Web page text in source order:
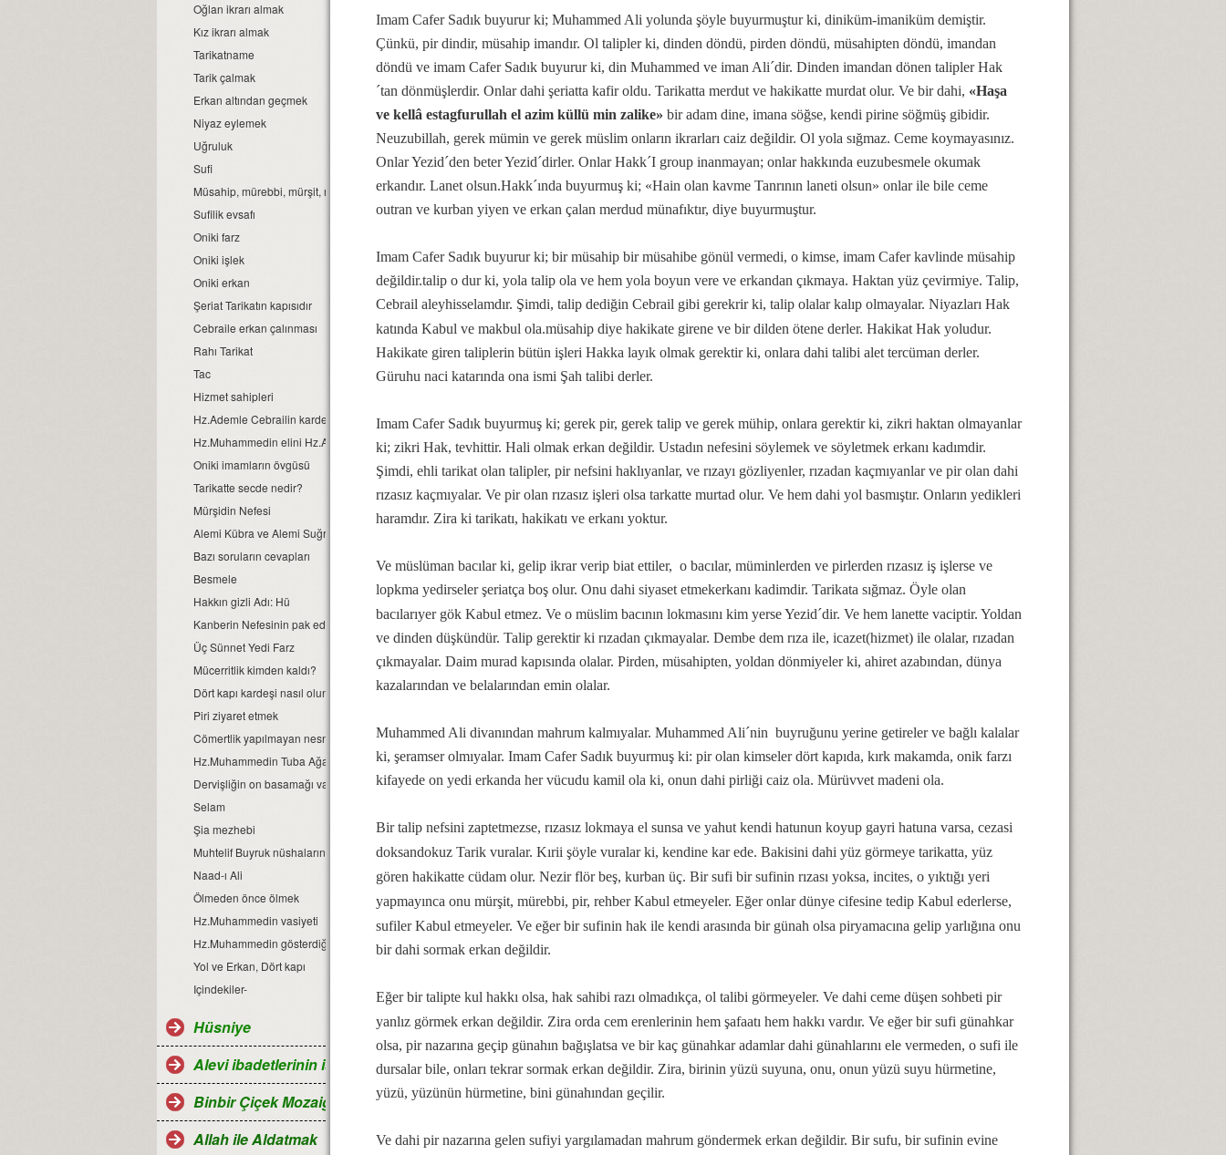
Oğlan ikrarı almak
Kız ikrarı almak
Tarikatname
Tarik çalmak
Erkan altından geçmek
Niyaz eylemek
Uğruluk
Sufi
Müsahip, mürebbi, mürşit, rehber ve sufi
Sufilik evsafı
Oniki farz
Oniki işlek
Oniki erkan
Şeriat Tarikatın kapısıdır
Cebraile erkan çalınması
Rahı Tarikat
Tac
Hizmet sahipleri
Hz.Ademle Cebrailin kardeşlik olması
Hz.Muhammedin elini Hz.Ali'ye vermesi
Oniki imamların övgüsü
Tarikatte secde nedir?
Mürşidin Nefesi
Alemi Kübra ve Alemi Suğra
Bazı soruların cevapları
Besmele
Hakkın gizli Adı: Hü
Kanberin Nefesinin pak edilmesi
Üç Sünnet Yedi Farz
Mücerritlik kimden kaldı?
Dört kapı kardeşi nasıl olunur?
Piri ziyaret etmek
Cömertlik yapılmayan nesneler
Hz.Muhammedin Tuba Ağacı ile Tariklenmesi
Dervişliğin on basamağı vardır
Selam
Şia mezhebi
Muhtelif Buyruk nüshalarından seçilmiş bilgiler
Naad-ı Ali
Ölmeden önce ölmek
Hz.Muhammedin vasiyeti
Hz.Muhammedin gösterdiği makamlar
Yol ve Erkan, Dört kapı
Içindekiler-
Hüsniye
Alevi ibadetlerinin islamdaki yeri
Binbir Çiçek Mozaiği Alevilik
Allah ile Aldatmak
Imam Cafer Sadık buyurur ki; Muhammed Ali yolunda şöyle buyurmuştur ki, diniküm-imaniküm demiştir.
Çünkü, pir dindir, müsahip imandır. Ol talipler ki, dinden döndü, pirden döndü, müsahipten döndü, imandan
döndü ve imam Cafer Sadık buyurur ki, din Muhammed ve iman Ali´dir. Dinden imandan dönen talipler Hak
´tan dönmüşlerdir. Onlar dahi şeriatta kafir oldu. Tarikatta merdut ve hakikatte murdat olur. Ve bir dahi, «Haşa
ve kellâ estagfurullah el azim küllü min zalike» bir adam dine, imana söğse, kendi pirine söğmüş gibidir.
Neuzubillah, gerek mümin ve gerek müslim onların ikrarları caiz değildir. Ol yola sığmaz. Ceme koymayasınız.
Onlar Yezid´den beter Yezid´dirler. Onlar Hakk´I group inanmayan; onlar hakkında euzubesmele okumak
erkandır. Lanet olsun.Hakk´ında buyurmuş ki; «Hain olan kavme Tanrının laneti olsun» onlar ile bile ceme
outran ve kurban yiyen ve erkan çalan merdud münafıktır, diye buyurmuştur.
Imam Cafer Sadık buyurur ki; bir müsahip bir müsahibe gönül vermedi, o kimse, imam Cafer kavlinde müsahip
değildir.talip o dur ki, yola talip ola ve hem yola boyun vere ve erkandan çıkmaya. Haktan yüz çevirmiye. Talip,
Cebrail aleyhisselamdır. Şimdi, talip dediğin Cebrail gibi gerekrir ki, talip olalar kalıp olmayalar. Niyazları Hak
katında Kabul ve makbul ola.müsahip diye hakikate girene ve bir dilden ötene derler. Hakikat Hak yoludur.
Hakikate giren taliplerin bütün işleri Hakka layık olmak gerektir ki, onlara dahi talibi alet tercüman derler.
Güruhu naci katarında ona ismi Şah talibi derler.
Imam Cafer Sadık buyurmuş ki; gerek pir, gerek talip ve gerek mühip, onlara gerektir ki, zikri haktan olmayanlar
ki; zikri Hak, tevhittir. Hali olmak erkan değildir. Ustadın nefesini söylemek ve söyletmek erkanı kadımdir.
Şimdi, ehli tarikat olan talipler, pir nefsini haklıyanlar, ve rızayı gözliyenler, rızadan kaçmıyanlar ve pir olan dahi
rızasız kaçmıyalar. Ve pir olan rızasız işleri olsa tarkatte murtad olur. Ve hem dahi yol basmıştır. Onların yedikleri
haramdır. Zira ki tarikatı, hakikatı ve erkanı yoktur.
Ve müslüman bacılar ki, gelip ikrar verip biat ettiler, o bacılar, müminlerden ve pirlerden rızasız iş işlerse ve
lopkma yedirseler şeriatça boş olur. Onu dahi siyaset etmekerkanı kadimdir. Tarikata sığmaz. Öyle olan
bacılarıyer gök Kabul etmez. Ve o müslim bacının lokmasını kim yerse Yezid´dir. Ve hem lanette vaciptir. Yoldan
ve dinden düşkündür. Talip gerektir ki rızadan çıkmayalar. Dembe dem rıza ile, icazet(hizmet) ile olalar, rızadan
çıkmayalar. Daim murad kapısında olalar. Pirden, müsahipten, yoldan dönmiyeler ki, ahiret azabından, dünya
kazalarından ve belalarından emin olalar.
Muhammed Ali divanından mahrum kalmıyalar. Muhammed Ali´nin buyruğunu yerine getireler ve bağlı kalalar
ki, şeramser olmıyalar. Imam Cafer Sadık buyurmuş ki: pir olan kimseler dört kapıda, kırk makamda, onik farzı
kifayede on yedi erkanda her vücudu kamil ola ki, onun dahi pirliği caiz ola. Mürüvvet madeni ola.
Bir talip nefsini zaptetmezse, rızasız lokmaya el sunsa ve yahut kendi hatunun koyup gayri hatuna varsa, cezasi
doksandokuz Tarik vuralar. Kırii şöyle vuralar ki, kendine karede. Bakisini dahi yüz görmeye tarikatta, yüz
gören hakikatte cüdam olur. Nezir flör beş, kurban üç. Bir sufi bir sufinin rızası yoksa, incites, o yıktığı yeri
yapmayınca onu mürşit, mürebbi, pir, rehberKabul etmeyeler. Eğeronlar dünye cifesine tedip Kabul ederlerse,
sufilerKabul etmeyeler. Ve eğerbir sufinin hak ile kendi arasında bir günah olsa piryamacına gelip yarlığına onu
bir dahi sormak erkan değildir.
Eğerbir talipte kul hakkı olsa, hak sahibi razı olmadıkça, ol talibi görmeyeler. Ve dahi ceme düşen sohbeti pir
yanlız görmek erkan değildir. Zira orda cem erenlerinin hem şafaatı hem hakkı vardır. Ve eğerbir sufi günahkar
olsa, pir nazarına geçip günahın bağışlatsa ve bir kaç günahkar adamlar dahi günahlarını ele vermeden, o sufi ile
dursalar bile, onları tekrar sormak erkan değildir. Zira, birinin yüzü suyuna, onu, onun yüzü suyu hürmetine,
yüzü, yüzünün hürmetine, bini günahından geçilir.
Ve dahi pir nazarına gelen sufiyi yargılamadan mahrum göndermek erkan değildir. Bir sufu, bir sufinin evine